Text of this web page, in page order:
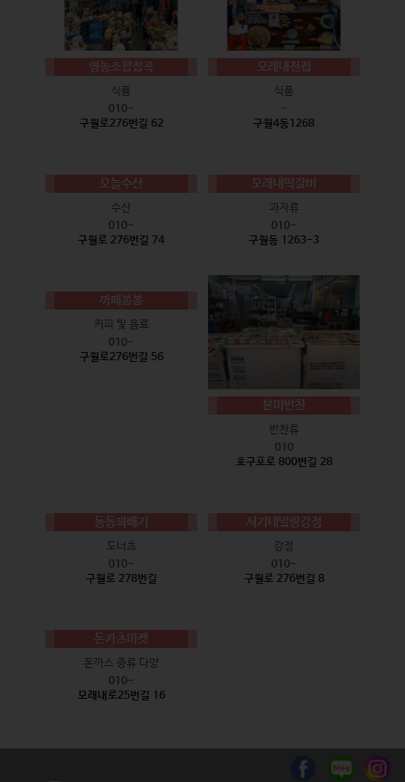
영농조합잡곡
식품
010-
구월로276번길 62
모래내전집
식품
-
구월4동1268
오늘수산
수산
010-
구월로 276번길 74
모래내떡갈비
과자류
010-
구월동 1263-3
까페봄봄
커피 및 음료
010-
구월로276번길 56
본미반찬
반찬류
010
호구포로 800번길 28
동동꽈배기
도너츠
010-
구월로 278번길
서기네말랑강정
강정
010-
구월로 276번길 8
돈카츠마켓
돈까스 종류 다양
010-
모래내로25번길 16